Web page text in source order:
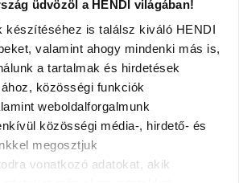
üdvözöl a HENDI világában!
készítéséhez is találsz kiváló HENDI
valamint ahogy mindenki más is,
a tartalmak és hirdetések
közösségi funkciók
weboldalforgalmunk
közösségi média-, hirdető- és
megosztjuk
vonatkozó adatokat, akik